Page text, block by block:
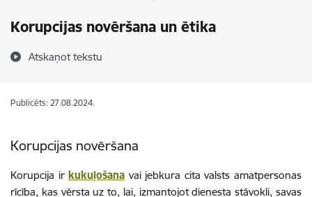
Korupcijas novēršana un ētika
Atskaņot tekstu
Publicēts: 27.08.2024.
Korupcijas novēršana
Korupcija irkukuļošana vai jebkura cita valsts amatpersonas
rīcība, kas vērsta uz to, lai, izmantojot dienesta stāvokli, savas